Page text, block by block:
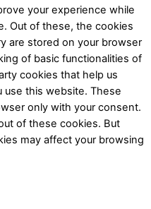
your experience while
Out of these, the cookies
are stored on your browser
of basic functionalities of
cookies that help us
use this website. These
only with your consent.
of these cookies. But
may affect your browsing